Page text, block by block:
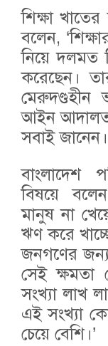
শিক্ষা
বলেন,
নিয়ে দলমত
করেছেন।
মেরুদণ্ডহীন
আইন আদালত
সবাই
বাংলাদেশ
বিষয়ে
মানুষ না
ঋণ করে
জনগণের
সেই ক্ষমতা
সংখ্যা লাখ
এই সংখ্যা
চেয়ে বেশি।’